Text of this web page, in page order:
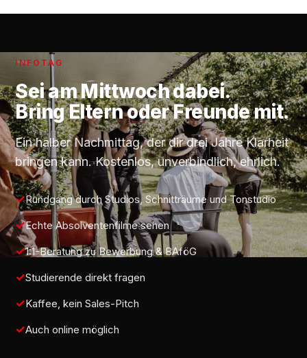
INFOTAG
Sei amMittwochdabei.
Bring Eltern oder Freunde mit.
Ein halber Nachmittag, der dir drei Jahre Klarheit
bringen kann. Kostenlos, unverbindlich, ehrlich.
Rundgang durch Studios, Schnitträume und Tonstudio
Echte Absolventenfilme sehen
1:1-Beratung zu Bewerbung & BAföG
Studierende direkt fragen
Kaffee, kein Sales-Pitch
Auch online möglich